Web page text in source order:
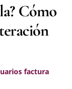
Cómo
factura